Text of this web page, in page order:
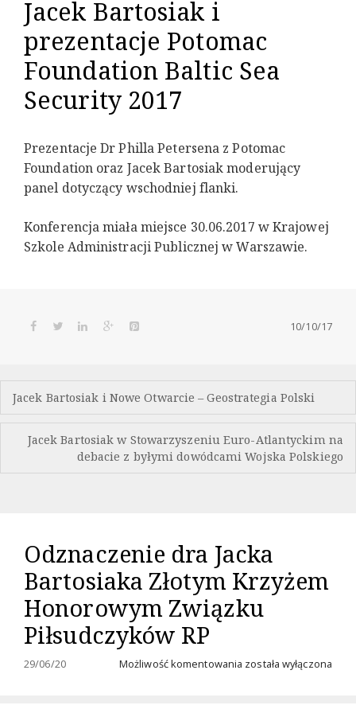
Jacek Bartosiak i
prezentacje Potomac
Foundation Baltic Sea
Security 2017
Prezentacje Dr Philla Petersena z Potomac
Foundation oraz Jacek Bartosiak moderujący
panel dotyczący wschodniej flanki.
Konferencja miała miejsce 30.06.2017 w Krajowej
Szkole Administracji Publicznej w Warszawie.
10/10/17
Nawigacja
wpisu
Jacek Bartosiak i Nowe Otwarcie – Geostrategia Polski
Jacek Bartosiak w Stowarzyszeniu Euro-Atlantyckim na
debacie z byłymi dowódcami Wojska Polskiego
Odznaczenie dra Jacka
Bartosiaka Złotym Krzyżem
Honorowym Związku
Piłsudczyków RP
29/06/20 Możliwość komentowania Odznaczenie
została wyłączona